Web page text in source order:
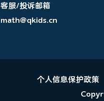
客服/投诉邮箱
math@qkids.cn
个人信息保护政策